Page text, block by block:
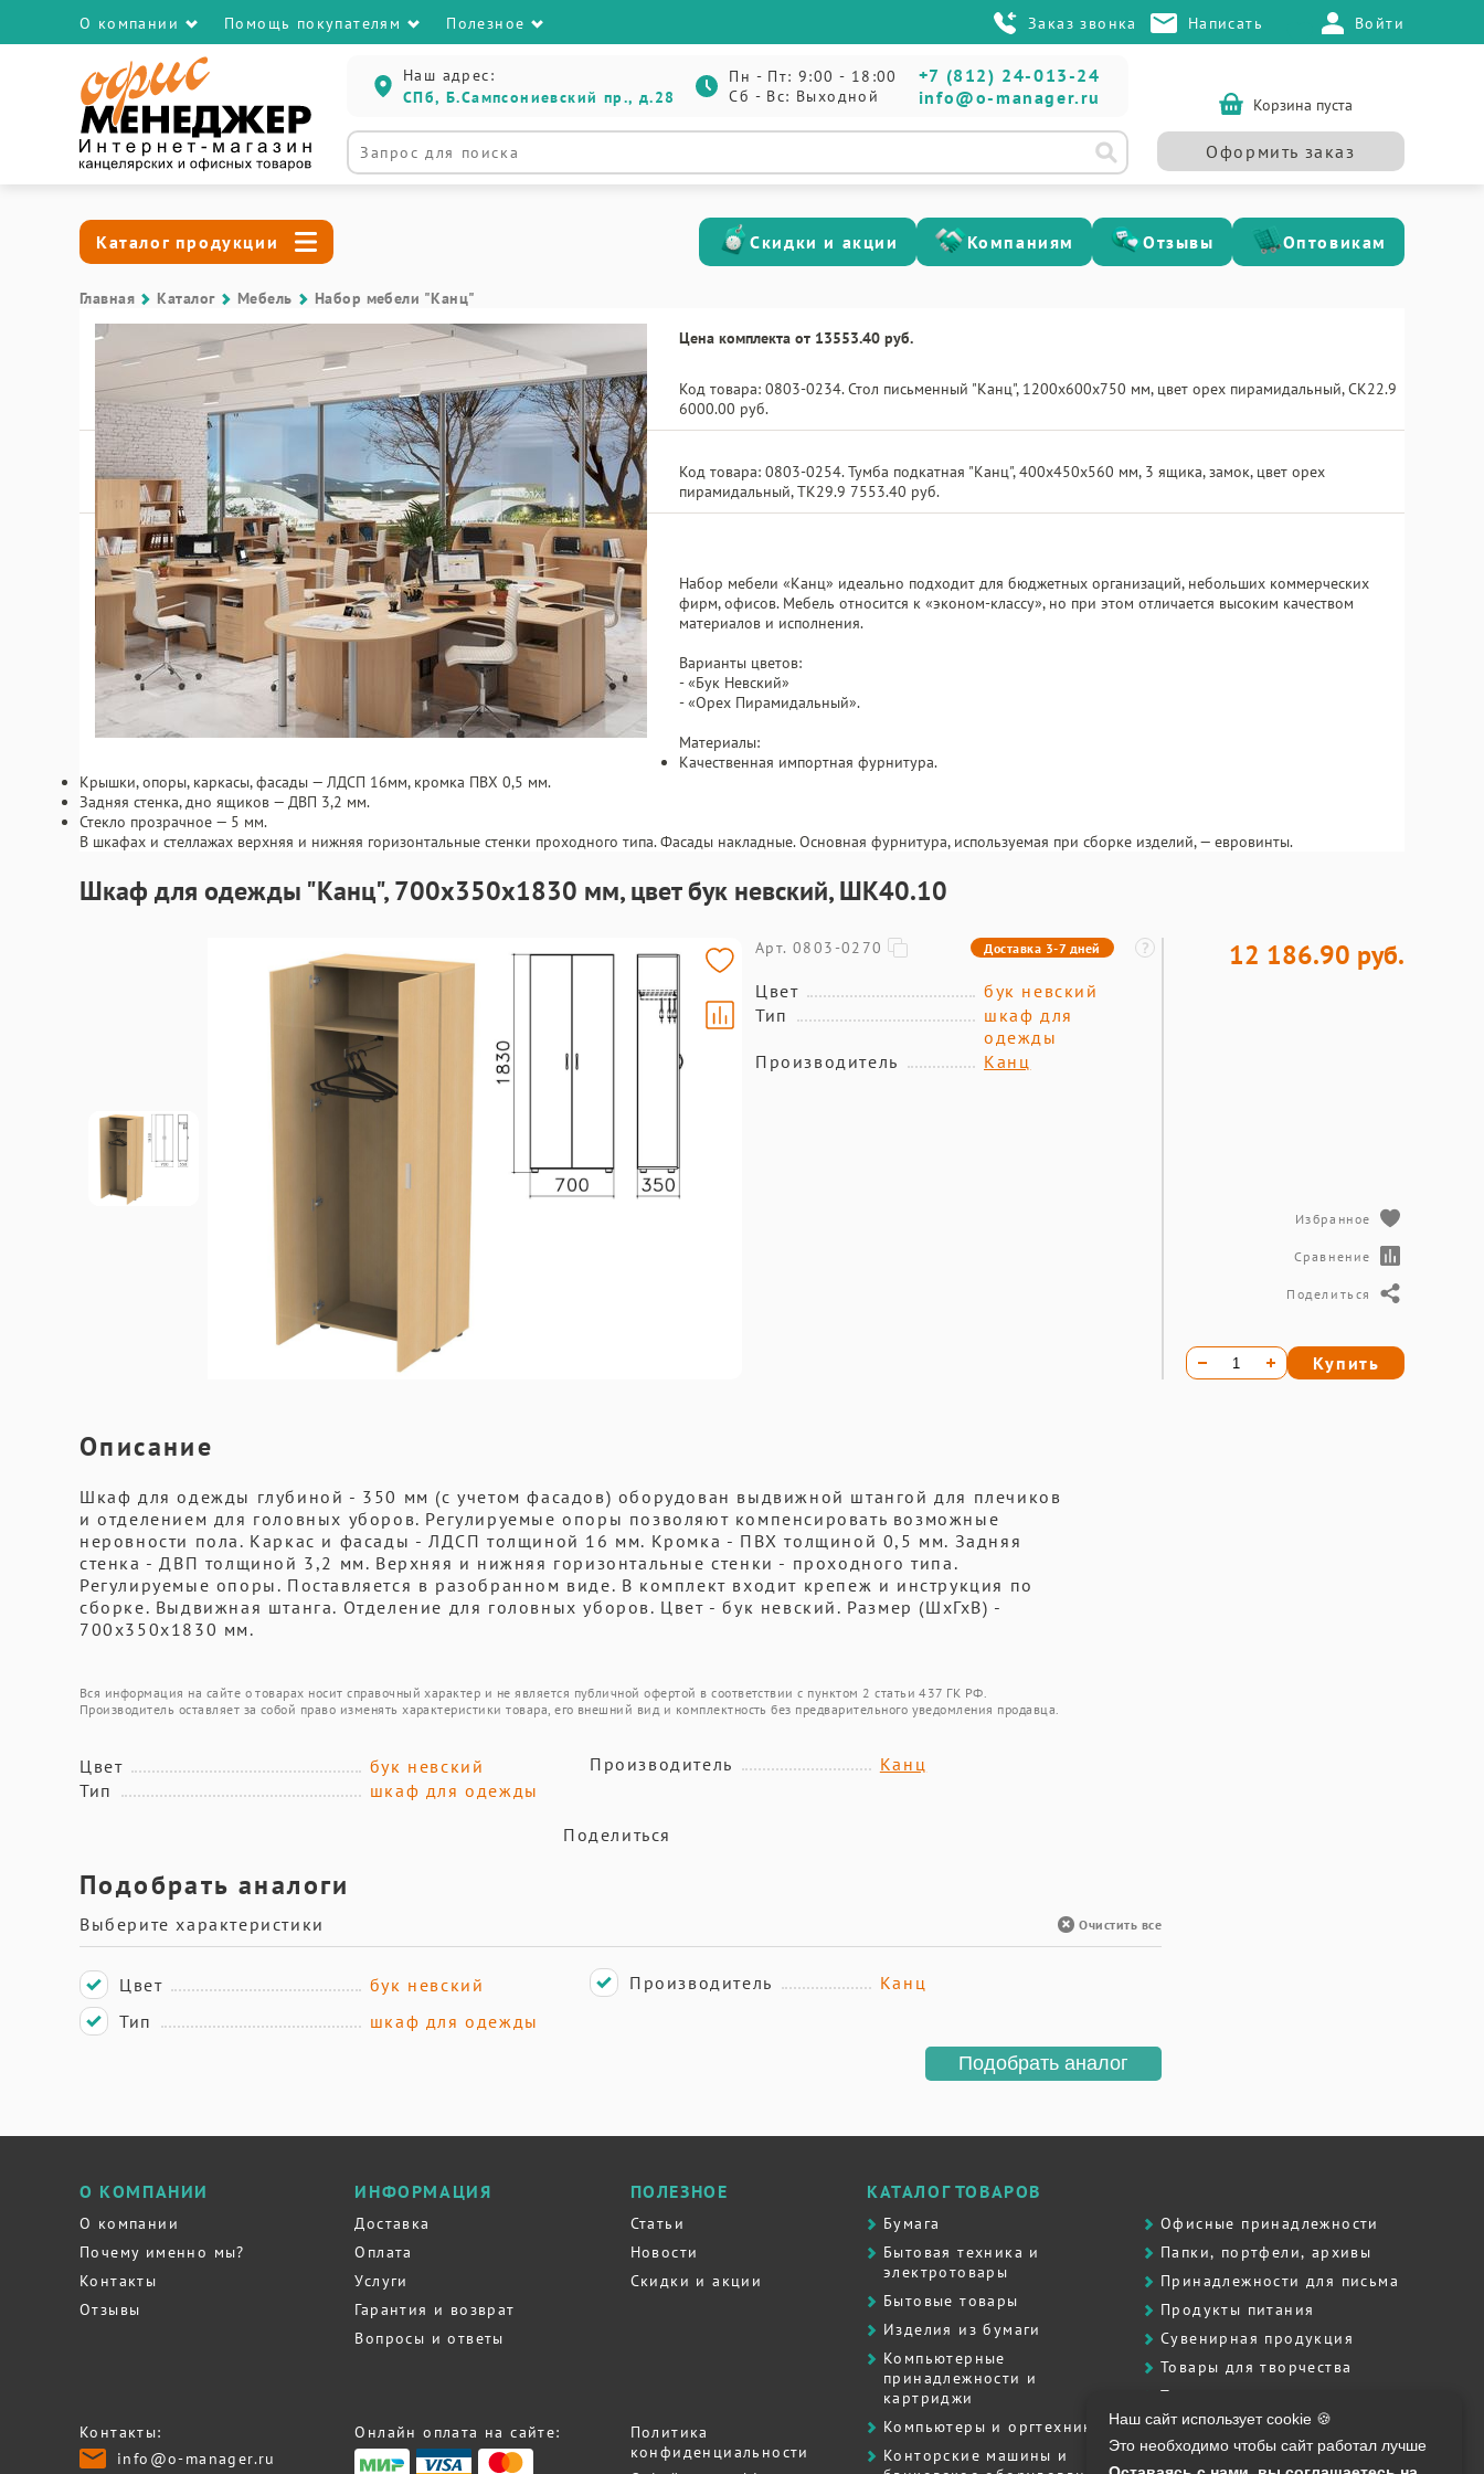
О компании Помощь покупателям Полезное Заказ звонка Написать Войти
Наш адрес:
СПб, Б.Сампсониевский пр., д.28
Пн - Пт: 9:00 - 18:00
Сб - Вс: Выходной
+7 (812) 24-013-24
info@o-manager.ru
Корзина пуста
Оформить заказ
Каталог продукции Скидки и акции Компаниям Отзывы Оптовикам
Главная Каталог Мебель
Набор мебели "Канц"
Цена комплекта от 13553.40 руб.
Код товара: 0803-0234. Стол письменный "Канц", 1200х600х750 мм, цвет орех пирамидальный, СК22.9
6000.00 руб.
Код товара: 0803-0254. Тумба подкатная "Канц", 400х450х560 мм, 3 ящика, замок, цвет орех
пирамидальный, ТК29.9 7553.40 руб.
Набор мебели «Канц» идеально подходит для бюджетных организаций, небольших коммерческих
фирм, офисов. Мебель относится к «эконом-классу», но при этом отличается высоким качеством
материалов и исполнения.
Варианты цветов:
- «Бук Невский»
- «Орех Пирамидальный».
Материалы:
Качественная импортная фурнитура.
Крышки, опоры, каркасы, фасады — ЛДСП 16мм, кромка ПВХ 0,5 мм.
Задняя стенка, дно ящиков — ДВП 3,2 мм.
Стекло прозрачное — 5 мм.
В шкафах и стеллажах верхняя и нижняя горизонтальные стенки проходного типа. Фасады накладные. Основная фурнитура, используемая при сборке изделий, — евровинты.
Шкаф для одежды "Канц", 700х350х1830 мм, цвет бук невский, ШК40.10
Арт. 0803-0270 Доставка 3-7 дней
Цвет
бук невский
Тип
шкаф для
одежды
Производитель
Канц
Описание
Шкаф для одежды глубиной - 350 мм (с учетом фасадов) оборудован выдвижной штангой для плечиков
и отделением для головных уборов. Регулируемые опоры позволяют компенсировать возможные
неровности пола. Каркас и фасады - ЛДСП толщиной 16 мм. Кромка - ПВХ толщиной 0,5 мм. Задняя
стенка - ДВП толщиной 3,2 мм. Верхняя и нижняя горизонтальные стенки - проходного типа.
Регулируемые опоры. Поставляется в разобранном виде. В комплект входит крепеж и инструкция по
сборке. Выдвижная штанга. Отделение для головных уборов. Цвет - бук невский. Размер (ШхГхВ) -
700х350х1830 мм.
Вся информация на сайте о товарах носит справочный характер и не является публичной офертой в соответствии с пунктом 2 статьи 437 ГК РФ.
Производитель оставляет за собой право изменять характеристики товара, его внешний вид и комплектность без предварительного уведомления продавца.
Цвет
бук невский
Тип
шкаф для одежды
Производитель Канц
Поделиться
Подобрать аналоги
Выберите характеристики Очистить все
Цвет
бук невский
Тип
шкаф для одежды
Производитель Канц
Подобрать аналог
12 186.90 руб.
Избранное
Сравнение
Поделиться
Купить
О КОМПАНИИ
О компании
Почему именно мы?
Контакты
Отзывы
ИНФОРМАЦИЯ
Доставка
Оплата
Услуги
Гарантия и возврат
Вопросы и ответы
ПОЛЕЗНОЕ
Статьи
Новости
Скидки и акции
Контакты:
info@o-manager.ru
Онлайн оплата на сайте:
Политика
конфиденциальности
КАТАЛОГ ТОВАРОВ
Бумага
Бытовая техника и
электротовары
Бытовые товары
Изделия из бумаги
Компьютерные
принадлежности и
картриджи
Компьютеры и оргтехника
Контоpские машины и
Офисные принадлежности
Папки, портфели, архивы
Принадлежности для письма
Продукты питания
Сувенирная продукция
Товары для творчества
Товары для школы
Хозяйственные товары
Штемпельная продукция
Наш сайт использует cookie 🍪
Это необходимо чтобы сайт работал лучше